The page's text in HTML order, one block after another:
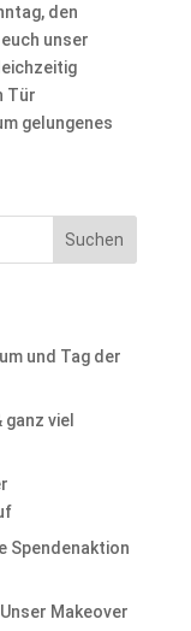
den
unser
Tür
gelungenes
Suchen
und Tag der
ganz viel
Spendenaktion
Makeover